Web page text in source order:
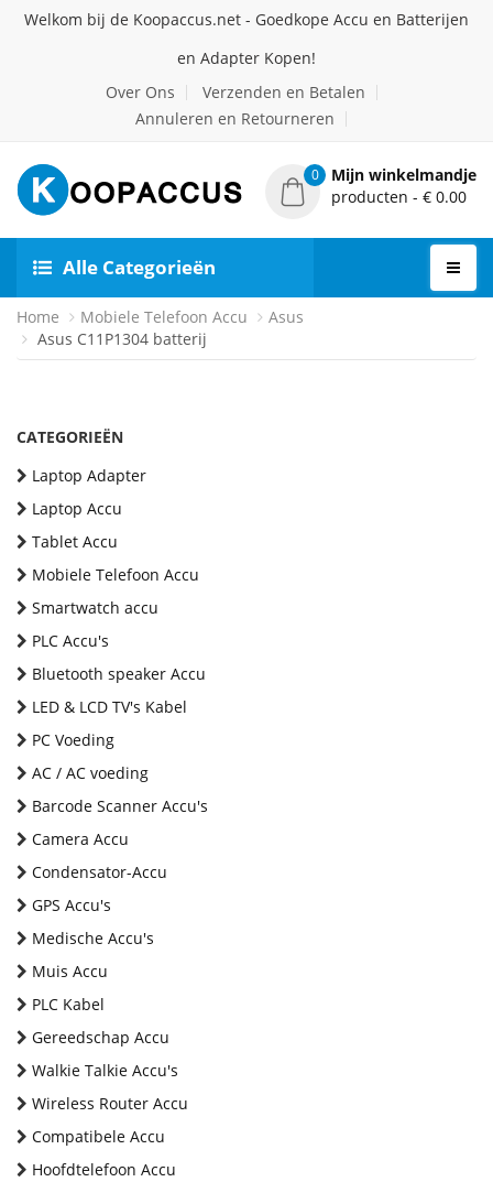
Welkom bij de Koopaccus.net - Goedkope Accu en Batterijen
en Adapter Kopen!
Over Ons
Verzenden en Betalen
Annuleren en Retourneren
0
Mijn winkelmandje
producten - € 0.00
Alle Categorieën
Home Mobiele Telefoon Accu
Asus
Asus C11P1304 batterij
CATEGORIEËN
Laptop Adapter
Laptop Accu
Tablet Accu
Mobiele Telefoon Accu
Smartwatch accu
PLC Accu's
Bluetooth speaker Accu
LED & LCD TV's Kabel
PC Voeding
AC / AC voeding
Barcode Scanner Accu's
Camera Accu
Condensator-Accu
GPS Accu's
Medische Accu's
Muis Accu
PLC Kabel
Gereedschap Accu
Walkie Talkie Accu's
Wireless Router Accu
Compatibele Accu
Hoofdtelefoon Accu